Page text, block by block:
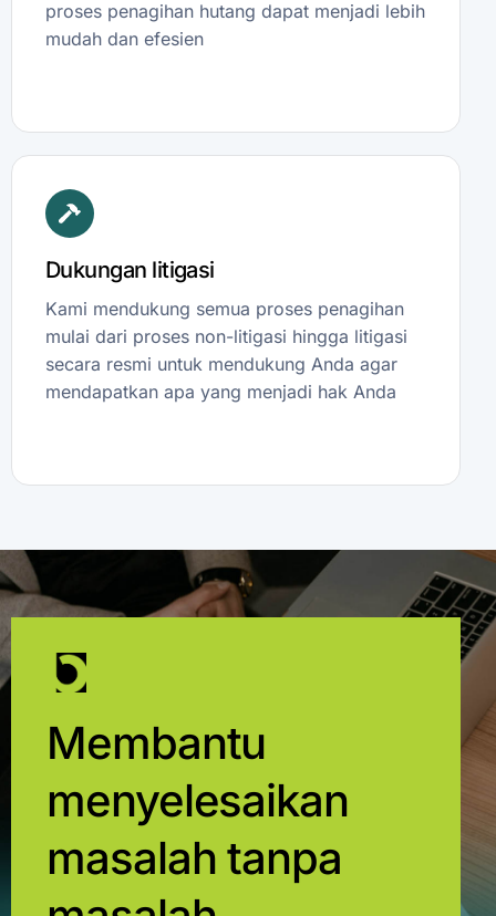
proses penagihan hutang dapat menjadi lebih
mudah dan efesien
Dukungan litigasi
Kami mendukung semua proses penagihan
mulai dari proses non-litigasi hingga litigasi
secara resmi untuk mendukung Anda agar
mendapatkan apa yang menjadi hak Anda
Membantu
menyelesaikan
masalah tanpa